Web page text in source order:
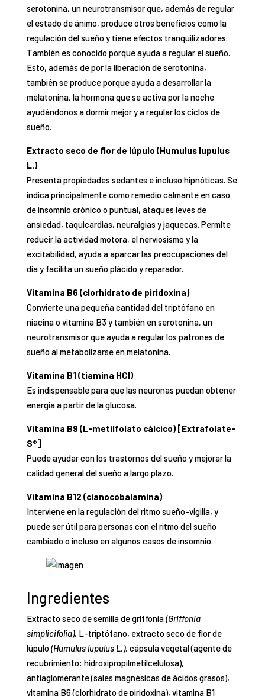
serotonina, un neurotransmisor que, además de regular
el estado de ánimo, produce otros beneficios como la
regulación del sueño y tiene efectos tranquilizadores.
También es conocido porque ayuda a regular el sueño.
Esto, además de por la liberación de serotonina,
también se produce porque ayuda a desarrollar la
melatonina, la hormona que se activa por la noche
ayudándonos a dormir mejor y a regular los ciclos de
sueño.
Extracto seco de flor de lúpulo (Humulus lupulus
L.)
Presenta propiedades sedantes e incluso hipnóticas. Se
indica principalmente como remedio calmante en caso
de insomnio crónico o puntual, ataques leves de
ansiedad, taquicardias, neuralgias y jaquecas. Permite
reducir la actividad motora, el nerviosismo y la
excitabilidad, ayuda a aparcar las preocupaciones del
día y facilita un sueño plácido y reparador.
Vitamina B6 (clorhidrato de piridoxina)
Convierte una pequeña cantidad del triptófano en
niacina o vitamina B3 y también en serotonina, un
neurotransmisor que ayuda a regular los patrones de
sueño al metabolizarse en melatonina.
Vitamina B1 (tiamina HCl)
Es indispensable para que las neuronas puedanobtener
energíaa partir de la glucosa.
Vitamina B9 (L-metilfolato cálcico) [Extrafolate-
S®]
Puede ayudar con los trastornos del sueñoy mejorar la
calidadgeneral del sueño a largo plazo.
Vitamina B12 (cianocobalamina)
Interviene en la regulación delritmo sueño-vigilia, y
puede ser útil para personas con elritmo del sueño
cambiado o incluso en algunos casos de insomnio.
Ingredientes
Extracto seco de semilla de griffonia(Griffonia
simplicifolia), L-triptófano, extracto seco de flor de
lúpulo(Humulus lupulus L.), cápsula vegetal (agente de
recubrimiento: hidroxipropilmetilcelulosa),
antiaglomerante (sales magnésicas de ácidos grasos),
vitamina B6 (clorhidrato de piridoxina), vitamina B1